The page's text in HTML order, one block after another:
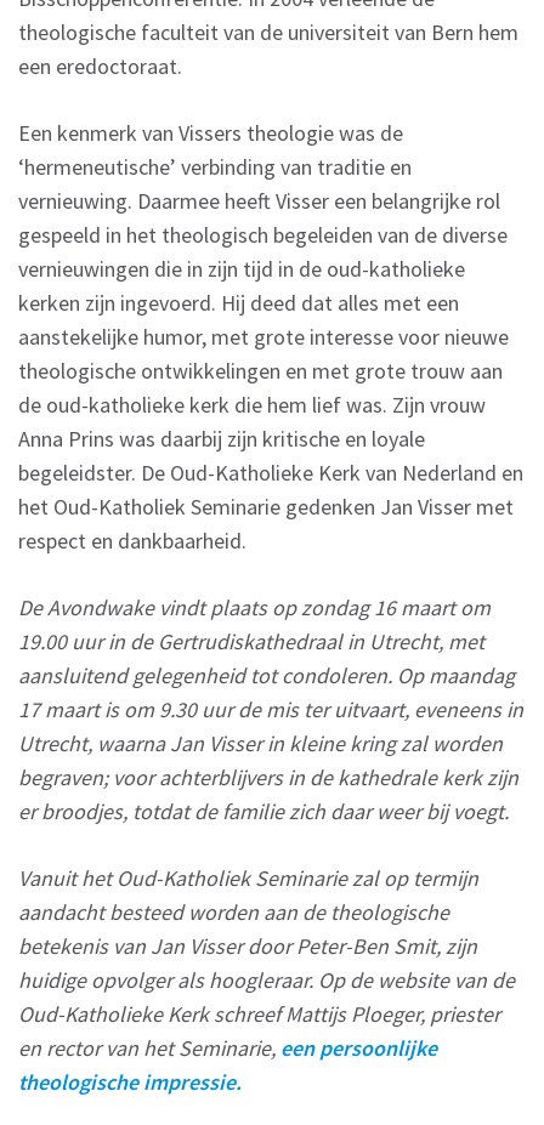
theologische faculteit van de universiteit van Bern hem
een eredoctoraat.
Een kenmerk van Vissers theologie was de
‘hermeneutische’ verbinding van traditie en
vernieuwing. Daarmee heeft Visser een belangrijke rol
gespeeld in het theologisch begeleiden van de diverse
vernieuwingen die in zijn tijd in de oud-katholieke
kerken zijn ingevoerd. Hij deed dat alles met een
aanstekelijke humor, met grote interesse voor nieuwe
theologische ontwikkelingen en met grote trouw aan
de oud-katholieke kerk die hem lief was. Zijn vrouw
Anna Prins was daarbij zijn kritische en loyale
begeleidster. De Oud-Katholieke Kerk van Nederland en
het Oud-Katholiek Seminarie gedenken Jan Visser met
respect en dankbaarheid.
De Avondwake vindt plaats op zondag 16 maart om
19.00 uur in de Gertrudiskathedraal in Utrecht, met
aansluitend gelegenheid tot condoleren. Op maandag
17 maart is om 9.30 uur de mis ter uitvaart, eveneens in
Utrecht, waarna Jan Visser in kleine kring zal worden
begraven; voor achterblijvers in de kathedrale kerk zijn
er broodjes, totdat de familie zich daar weer bij voegt.
Vanuit het Oud-Katholiek Seminarie zal op termijn
aandacht besteed worden aan de theologische
betekenis van Jan Visser door Peter-Ben Smit, zijn
huidige opvolger als hoogleraar. Op de website van de
Oud-Katholieke Kerk schreef Mattijs Ploeger, priester
en rector van het Seminarie, een persoonlijke
theologische impressie.